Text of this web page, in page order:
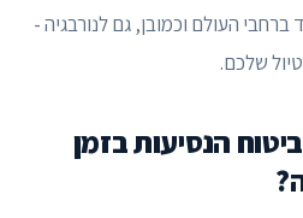
ברחבי העולם וכמובן, גם לנורבגיה -
שלכם.
הנסיעות בזמן